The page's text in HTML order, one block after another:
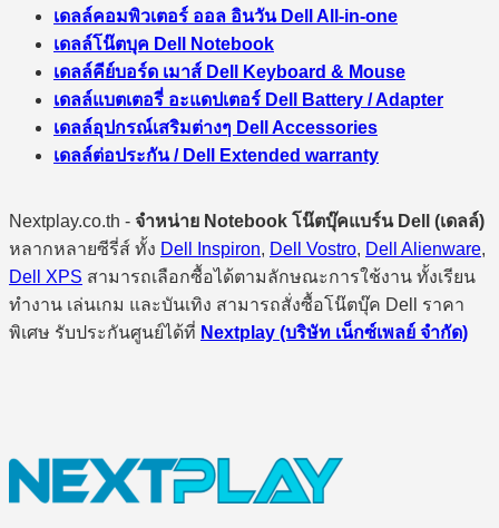
เดลล์คอมพิวเตอร์ ออล อินวัน Dell All-in-one
เดลล์โน๊ตบุค Dell Notebook
เดลล์คีย์บอร์ด เมาส์ Dell Keyboard & Mouse
เดลล์แบตเตอรี่ อะแดปเตอร์ Dell Battery / Adapter
เดลล์อุปกรณ์เสริมต่างๆ Dell Accessories
เดลล์ต่อประกัน / Dell Extended warranty
Nextplay.co.th - จำหน่าย Notebook โน๊ตบุ๊คแบร์น Dell (เดลล์)
หลากหลายซีรี่ส์ ทั้ง Dell Inspiron, Dell Vostro, Dell Alienware,
Dell XPS สามารถเลือกซื้อได้ตามลักษณะการใช้งาน ทั้งเรียน
ทำงาน เล่นเกม และบันเทิง สามารถสั่งซื้อโน๊ตบุ๊ค Dell ราคา
พิเศษ รับประกันศูนย์ได้ที่ Nextplay (บริษัท เน็กซ์เพลย์ จำกัด)